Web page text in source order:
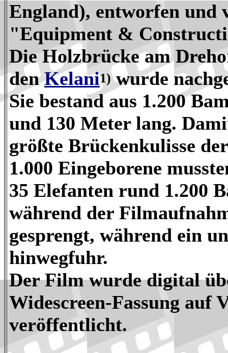
England), entworfen und
"Equipment &
Die Holzbrücke am
denKelani1)wurde
Sie bestand aus 1.200
und 130 Meter lang.
größte Brückenkulisse
1.000 Eingeborene
35 Elefanten rund 1.200
während der
gesprengt, während ein
hinwegfuhr.
Der Film wurde digital
Widescreen-Fassung auf
veröffentlicht.